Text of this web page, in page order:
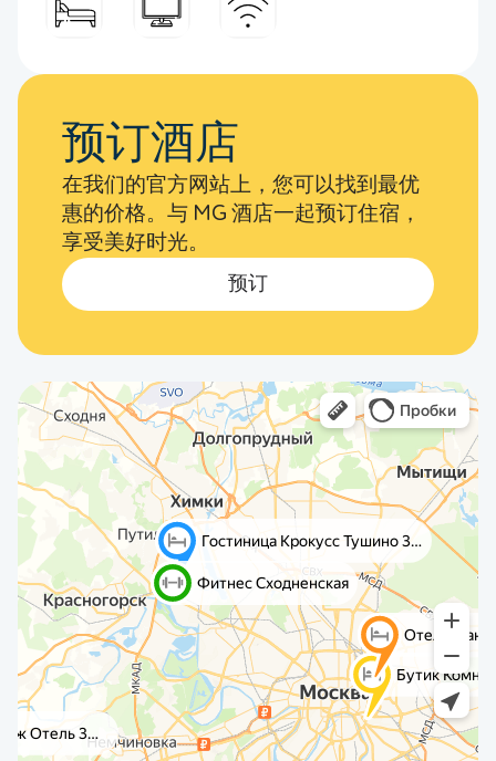
预订酒店
在我们的官方网站上，您可以找到最优
惠的价格。与 MG 酒店一起预订住宿，
享受美好时光。
预订